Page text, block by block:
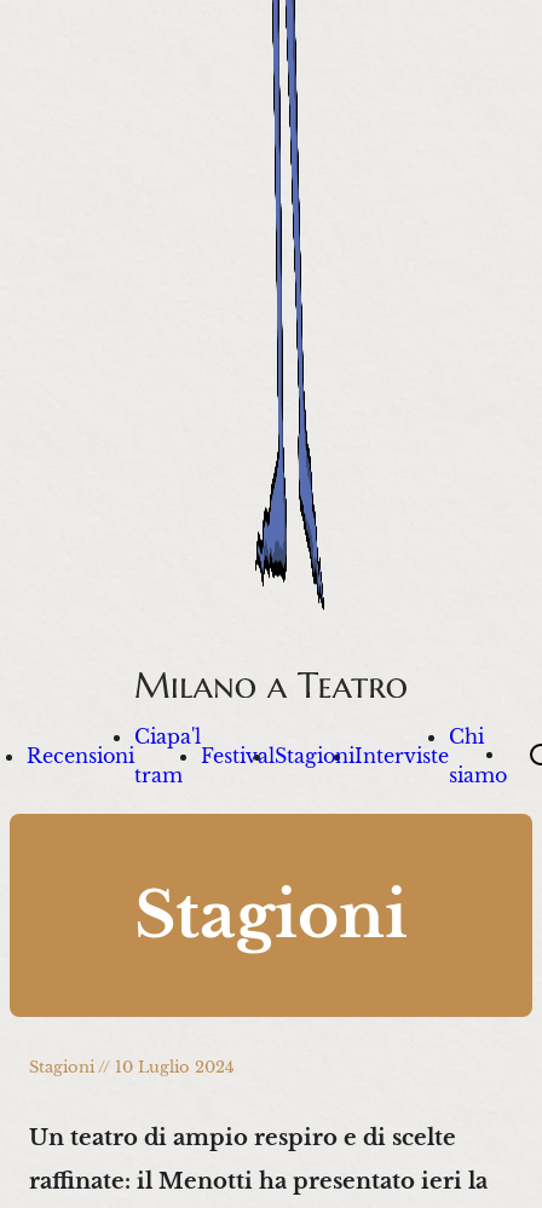
Recensioni
Ciapa'l
tram
FestivalStagioniInterviste
Chi
siamo
Stagioni
Un teatro di ampio respiro e di scelte
raffinate: il Menotti ha presentato ieri la
Stagioni // 10 Luglio 2024